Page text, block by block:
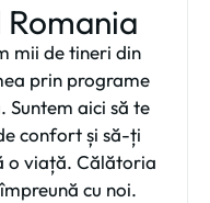
mii de tineri din
prin programe
Suntem aici să te
confort și să-ți
o viață. Călătoria
cu noi.